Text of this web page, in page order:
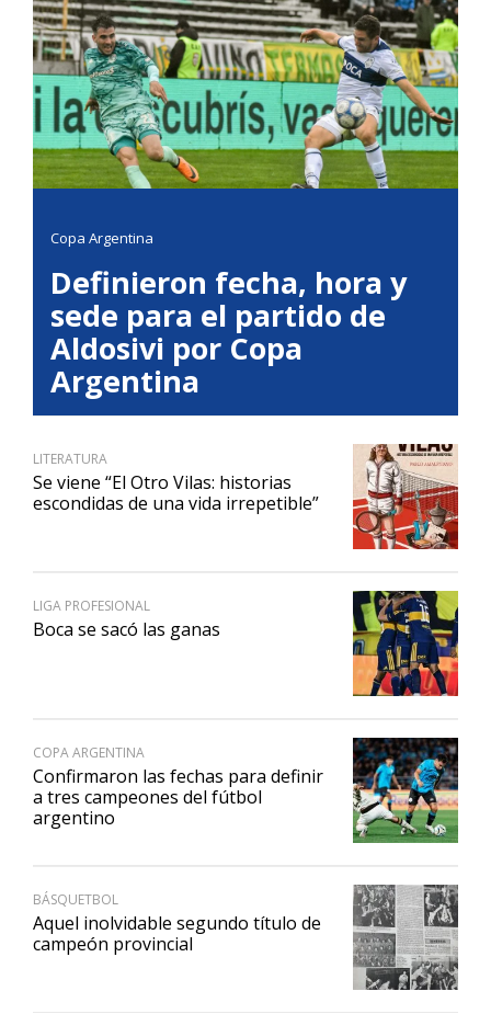
Copa Argentina
Definieron fecha, hora y
sede para el partido de
Aldosivi por Copa
Argentina
LITERATURA
Se viene “El Otro Vilas: historias
escondidas de una vida irrepetible”
LIGA PROFESIONAL
Boca se sacó las ganas
COPA ARGENTINA
Confirmaron las fechas para definir
a tres campeones del fútbol
argentino
BÁSQUETBOL
Aquel inolvidable segundo título de
campeón provincial